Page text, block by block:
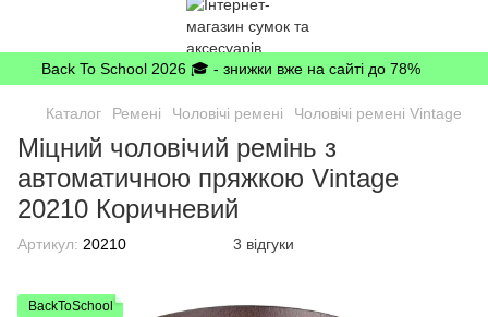
Back To School 2026 🎓 - знижки вже на сайті до 78%
Каталог Ремені Чоловічі ремені Чоловічі ремені Vintage
Міцний чоловічий ремінь з
автоматичною пряжкою Vintage
20210 Коричневий
Артикул: 20210 3 відгуки
BackToSchool